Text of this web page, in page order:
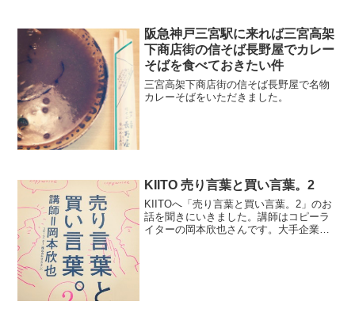
阪急神戸三宮駅に来れば三宮高架
下商店街の信そば長野屋でカレー
そばを食べておきたい件
三宮高架下商店街の信そば長野屋で名物
カレーそばをいただきました。
KIITO 売り言葉と買い言葉。2
KIITOへ「売り言葉と買い言葉。2」のお
話を聞きにいきました。講師はコピーラ
イターの岡本欣也さんです。大手企業の